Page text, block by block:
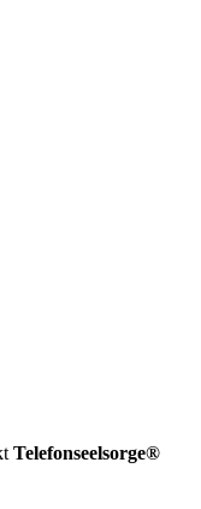
Telefonseelsorge®